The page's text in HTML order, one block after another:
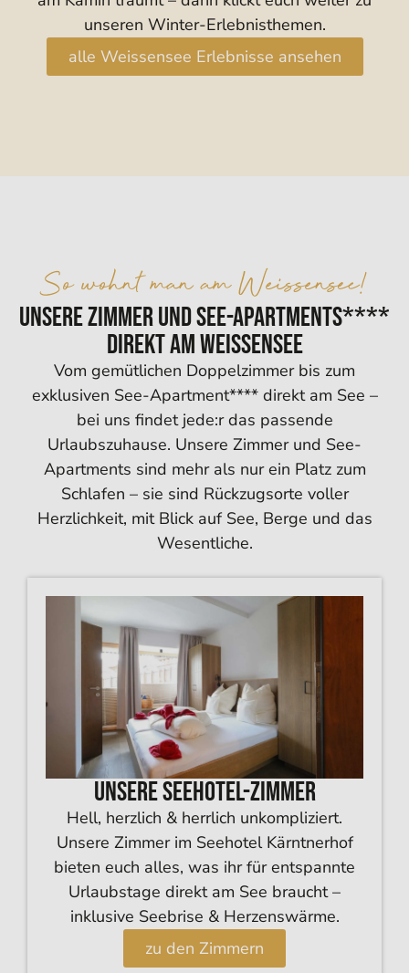
unseren Winter-Erlebnisthemen.
alle Weissensee Erlebnisse ansehen
So wohnt man am Weissensee!
Unsere Zimmer und See-Apartments****
direkt am Weissensee
Vom gemütlichen Doppelzimmer bis zum
exklusiven See-Apartment**** direkt am See –
bei uns findet jede:r das passende
Urlaubszuhause. Unsere Zimmer und See-
Apartments sind mehr als nur ein Platz zum
Schlafen – sie sind Rückzugsorte voller
Herzlichkeit, mit Blick auf See, Berge und das
Wesentliche.
Unsere Seehotel-Zimmer
Hell, herzlich & herrlich unkompliziert.
Unsere Zimmer im Seehotel Kärntnerhof
bieten euch alles, was ihr für entspannte
Urlaubstage direkt am See braucht –
inklusive Seebrise & Herzenswärme.
zu den Zimmern